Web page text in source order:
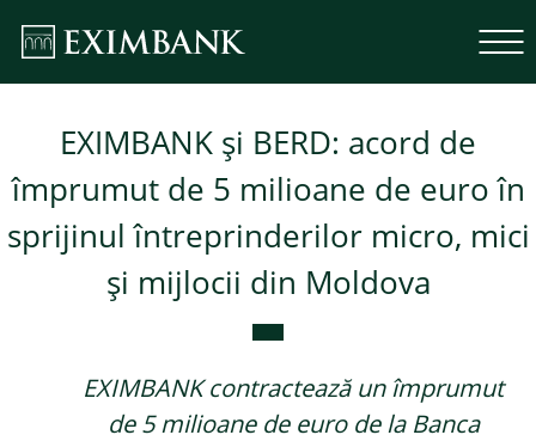
EXIMBANK și BERD: acord de
împrumut de 5 milioane de euro în
sprijinul întreprinderilor micro, mici
și mijlocii din Moldova
EXIMBANK contractează un împrumut
de 5 milioane de euro de la Banca